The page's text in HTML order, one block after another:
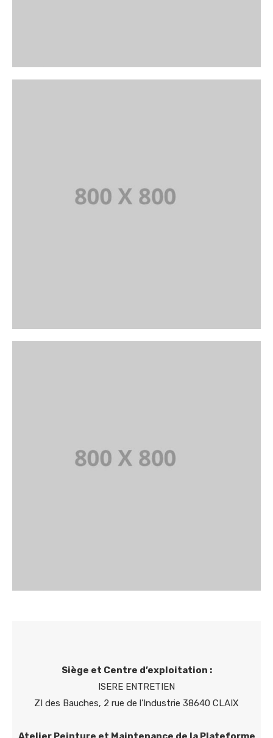
Siège et Centre d’exploitation :
ISERE ENTRETIEN
ZI des Bauches, 2 rue de l’Industrie 38640 CLAIX